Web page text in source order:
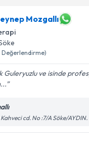
Mozgallı
Değerlendirme)
Guleryuzlu ve isinde
cd. No :7/A Söke/AYDIN.